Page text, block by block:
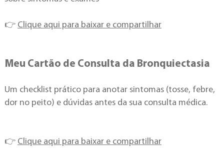
👉 Clique aqui para baixar e compartilhar
Meu Cartão de Consulta da Bronquiectasia
Um checklist prático para anotar sintomas (tosse, febre,
dor no peito) e dúvidas antes da sua consulta médica.
👉 Clique aqui para baixar e compartilhar